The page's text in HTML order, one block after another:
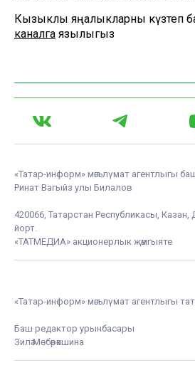
Кызыклы яңалыкларны күзәтеп
каналга язылыгыз
«Татар-информ» мәгълүмат агентлыгы
Ринат Вагыйз улы Билалов
420066, Татарстан Республикасы, Казан,
йорт.
«ТАТМЕДИА» акционерлык җәмгыяте
«Татар-информ» мәгълүмат агентлыгы
Баш редактор урынбасары
Зилә Мөбәрәкшина